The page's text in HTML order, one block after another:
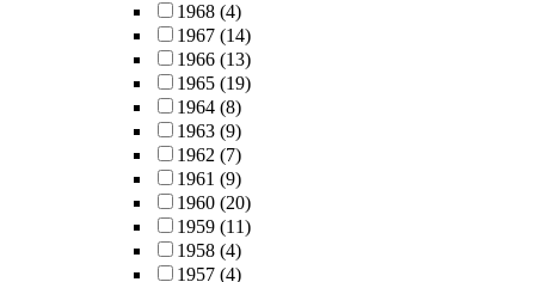
1968 (4)
1967 (14)
1966 (13)
1965 (19)
1964 (8)
1963 (9)
1962 (7)
1961 (9)
1960 (20)
1959 (11)
1958 (4)
1957 (4)